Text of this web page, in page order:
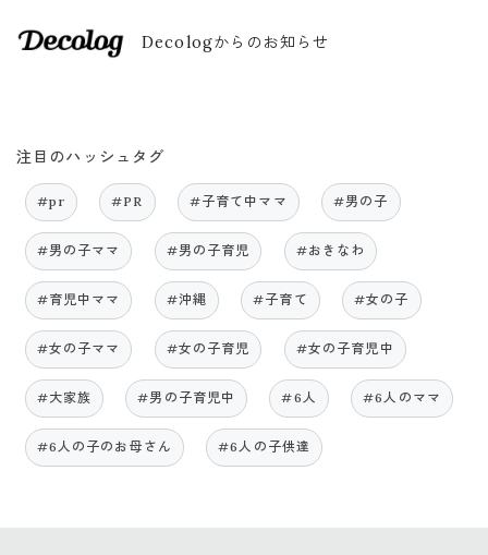
Decologからのお知らせ
注目のハッシュタグ
#pr #PR #子育て中ママ #男の子
#男の子ママ #男の子育児 #おきなわ
#育児中ママ #沖縄 #子育て #女の子
#女の子ママ #女の子育児 #女の子育児中
#大家族 #男の子育児中 #6人 #6人のママ
#6人の子のお母さん #6人の子供達